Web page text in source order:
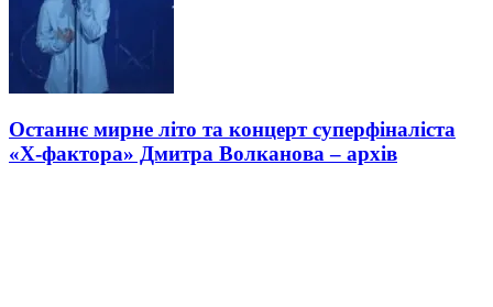
Останнє мирне літо та концерт суперфіналіста
«Х-фактора» Дмитра Волканова – архів